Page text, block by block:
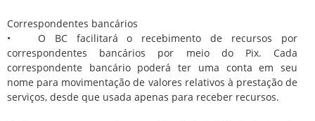
Correspondentes bancários
• O BC facilitará o recebimento de recursos por
correspondentes bancários por meio do Pix. Cada
correspondente bancário poderá ter uma conta em seu
nome para movimentação de valores relativos à prestação de
serviços, desde que usada apenas para receber recursos.